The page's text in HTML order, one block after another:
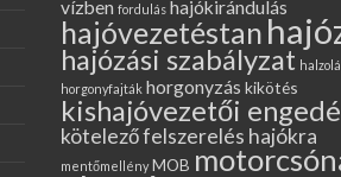
vízben fordulás hajókirándulás
hajóvezetéstan
hajózási szabályzat
horgonyfajták horgonyzás kikötés
kishajóvezetői
kötelező felszerelés hajókra
mentőmellény MOB